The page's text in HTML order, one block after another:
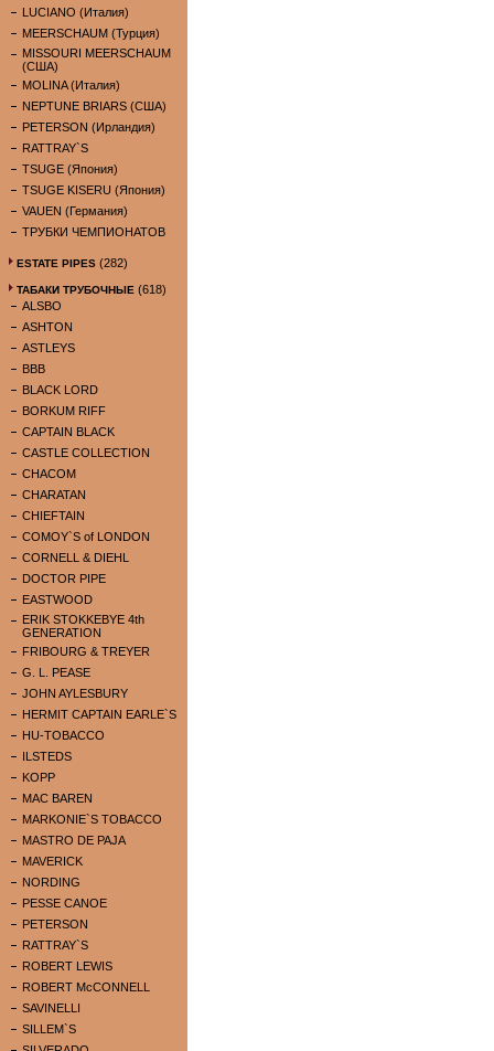
LUCIANO (Италия)
MEERSCHAUM (Турция)
MISSOURI MEERSCHAUM
(США)
MOLINA (Италия)
NEPTUNE BRIARS (США)
PETERSON (Ирландия)
RATTRAY`S
TSUGE (Япония)
TSUGE KISERU (Япония)
VAUEN (Германия)
ТРУБКИ ЧЕМПИОНАТОВ
ESTATE PIPES (282)
ТАБАКИ ТРУБОЧНЫЕ (618)
ALSBO
ASHTON
ASTLEYS
BBB
BLACK LORD
BORKUM RIFF
CAPTAIN BLACK
CASTLE COLLECTION
CHACOM
CHARATAN
CHIEFTAIN
COMOY`S of LONDON
CORNELL & DIEHL
DOCTOR PIPE
EASTWOOD
ERIK STOKKEBYE 4th
GENERATION
FRIBOURG & TREYER
G. L. PEASE
JOHN AYLESBURY
HERMIT CAPTAIN EARLE`S
HU-TOBACCO
ILSTEDS
KOPP
MAC BAREN
MARKONIE`S TOBACCO
MASTRO DE PAJA
MAVERICK
NORDING
PESSE CANOE
PETERSON
RATTRAY`S
ROBERT LEWIS
ROBERT McCONNELL
SAVINELLI
SILLEM`S